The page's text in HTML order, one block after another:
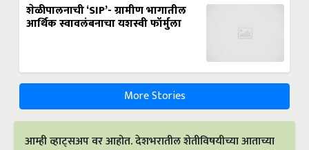
शेळीपालनाची ‘SIP’- ग्रामीण भागातील
आर्थिक स्वावलंबनाचा यशस्वी फॉर्मुला
More Stories
आम्ही व्हाट्सअप वर आहोत. देशभरातील शेतीविषयीच्या आताच्या